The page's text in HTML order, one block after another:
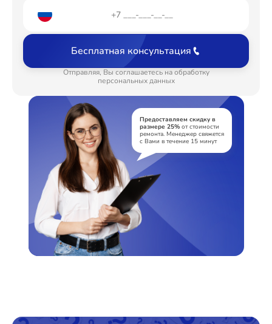
Замена звуковой карты от 1500₽
Замена оперативной памяти
Замена процессора от 3250₽
Замена системы охлаждения от 1600₽
Замена термопасты
Замена экрана
Замена контроллера питания
Замена северного моста от 2960₽
Бесплатная консультация
Отправляя, Вы соглашаетесь на обработку
персональных данных
Предоставляем скидку в
размере 25%от стоимости
ремонта. Менеджер свяжется
с Вами в течение 15 минут